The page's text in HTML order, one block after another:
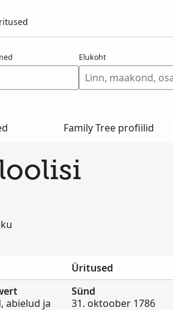
Elukoht
Family Tree profiilid
Üritused
abielud ja
Sünd
31. oktoober 1786